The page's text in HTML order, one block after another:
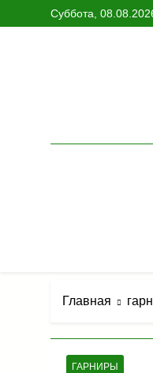
к
Суббота,
Главная
ГАРНИРЫ